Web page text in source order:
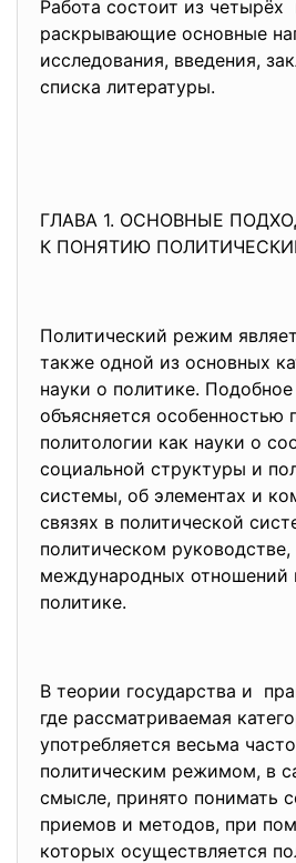
Работа состоит из четырёх
раскрывающие основные
исследования, введения,
списка литературы.
ГЛАВА 1. ОСНОВНЫЕ
К ПОНЯТИЮ
Политический режим
также одной из основных
науки о политике.
объясняется особенностью
политологии как науки о
социальной структуры и
системы, об элементах и
связях в политической
политическом
международных отношений
политике.
В теории государства и
где рассматриваемая
употребляется весьма
политическим режимом, в
смысле, принято понимать
приемов и методов, при
которых осуществляется